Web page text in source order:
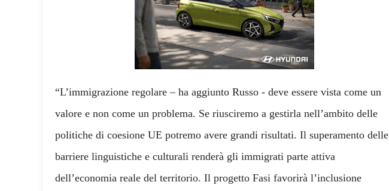
“L’immigrazione regolare – ha aggiunto Russo - deve essere vista come un
valore e non come un problema. Se riusciremo a gestirla nell’ambito delle
politiche di coesione UE potremo avere grandi risultati. Il superamento delle
barriere linguistiche e culturali renderà gli immigrati parte attiva
dell’economia reale del territorio. Il progetto Fasi favorirà l’inclusione